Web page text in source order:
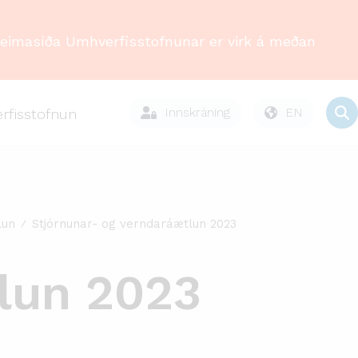
Innskráning EN
Umhverfisstofnunar er virk á meðan
Stjórnunar- og verndaráætlun 2023
2023